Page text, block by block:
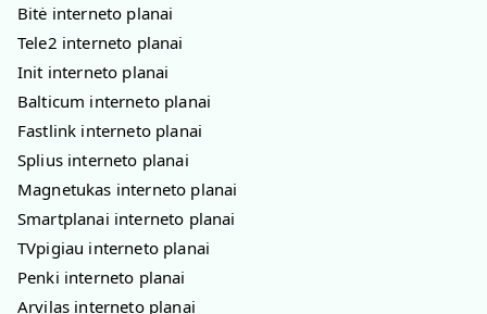
Bitė interneto planai
Tele2 interneto planai
Init interneto planai
Balticum interneto planai
Fastlink interneto planai
Splius interneto planai
Magnetukas interneto planai
Smartplanai interneto planai
TVpigiau interneto planai
Penki interneto planai
Arvilas interneto planai